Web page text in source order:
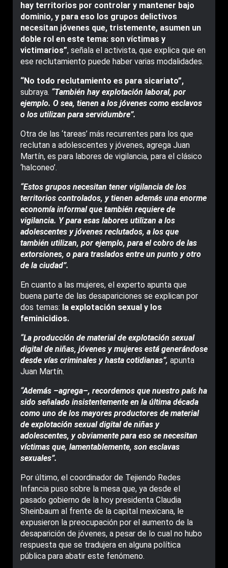
hay territorios por controlar y mantener bajo
dominio, y para eso los grupos delictivos
necesitan jóvenes que, tristemente, asumen un
doble rol en este tema: son víctimas y
victimarios”, señala el activista, que explica que en
ese reclutamiento puede haber varias modalidades.
“No todo reclutamiento es para sicariato”,
subraya. “También hay explotación laboral, por
ejemplo. O sea, tienen a los jóvenes como esclavos
o los utilizan para servidumbre”.
Otra de las ‘tareas’ más recurrentes para los que
reclutan a adolescentes y jóvenes, agrega Juan
Martín, es para labores de vigilancia, para el clásico
‘halconeo’.
“Estos grupos necesitan tener vigilancia de los
territorios controlados, y tienen además una enorme
economía informal que también requiere de
vigilancia. Y para esas labores utilizan a los
adolescentes y jóvenes reclutados, a los que
también utilizan, por ejemplo, para el cobro de las
extorsiones, o para traslados entre un punto y otro
de la ciudad”.
En cuanto a las mujeres, el experto apunta que
buena parte de las desapariciones se explican por
dos temas: la explotación sexual y los
feminicidios.
“La producción de material de explotación sexual
digital de niñas, jóvenes y mujeres está generándose
desde vías criminales y hasta cotidianas”, apunta
Juan Martín.
“Además –agrega–, recordemos que nuestro país ha
sido señalado insistentemente en la última década
como uno de los mayores productores de material
de explotación sexual digital de niñas y
adolescentes, y obviamente para eso se necesitan
víctimas que, lamentablemente, son esclavas
sexuales”.
Por último, el coordinador de Tejiendo Redes
Infancia puso sobre la mesa que, ya desde el
pasado gobierno de la hoy presidenta Claudia
Sheinbaum al frente de la capital mexicana, le
expusieron la preocupación por el aumento de la
desaparición de jóvenes, a pesar de lo cual no hubo
respuesta que se tradujera en alguna política
pública para abatir este fenómeno.